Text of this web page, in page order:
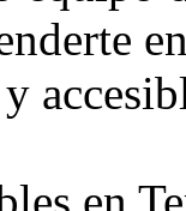
en